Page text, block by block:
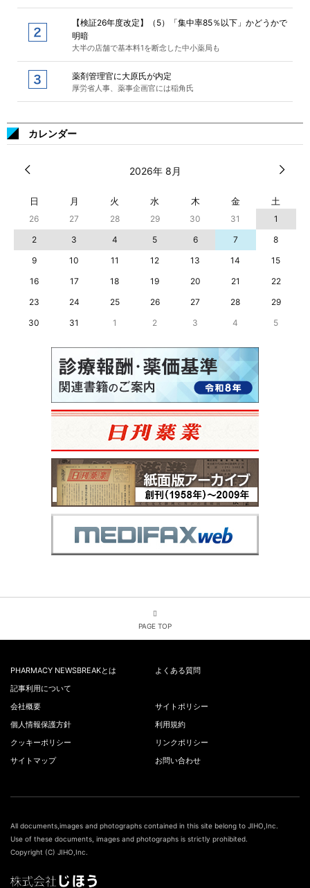
【検証26年度改定】（5）「集中率85％以下」かどうかで
明暗
大半の店舗で基本料1を断念した中小薬局も
薬剤管理官に大原氏が内定
厚労省人事、薬事企画官には稲角氏
カレンダー
2026年 8月
日 月 火 水 木 金 土
26 27 28 29 30 31
1
2
3 4 5 6 7
8
9
10 11 12 13 14
15
16
17 18 19 20 21
22
23
24 25 26 27 28
29
30
31 1 2 3 4 5
PAGE TOP
PHARMACY NEWSBREAKとは
よくある質問
記事利用について
会社概要
サイトポリシー
個人情報保護方針
利用規約
クッキーポリシー
リンクポリシー
サイトマップ
お問い合わせ
All documents,images and photographs contained in this site belong to JIHO,Inc.
Use of these documents, images and photographs is strictly prohibited.
Copyright (C) JIHO,Inc.